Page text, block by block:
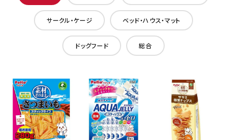
サークル・ケージ ベッド・ハウス・マット
ドッグフード 総合